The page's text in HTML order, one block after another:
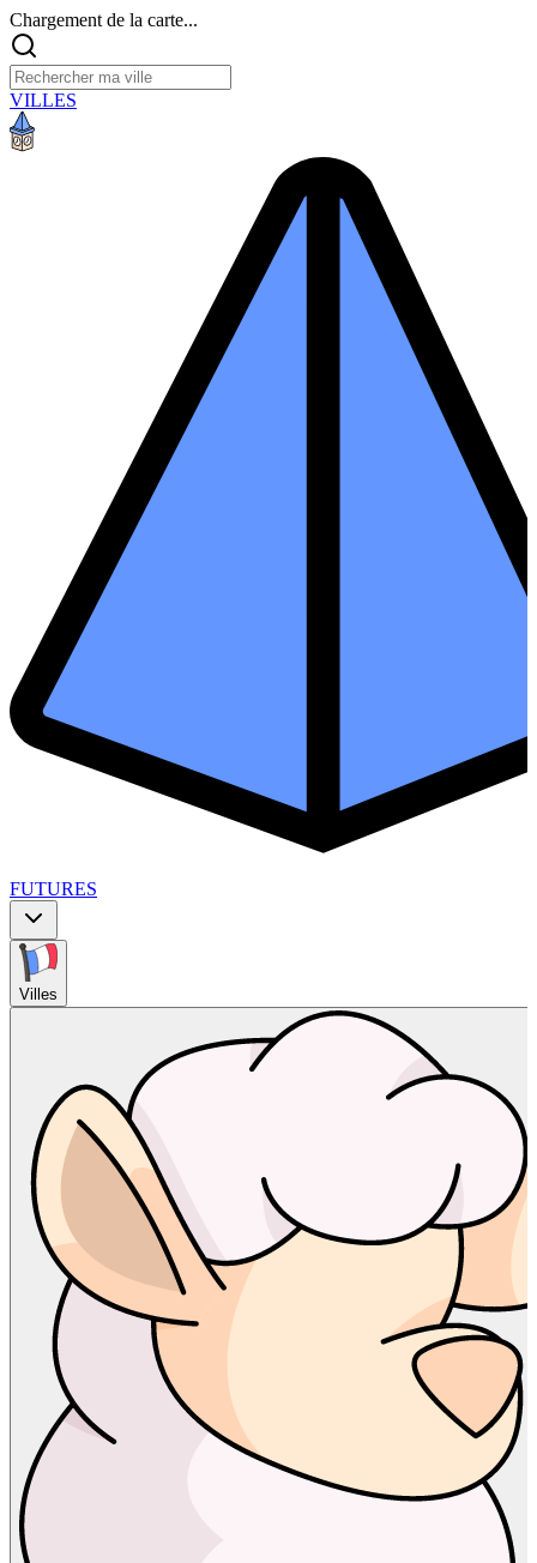
Chargement de la carte...
VILLES
FUTURES
Villes